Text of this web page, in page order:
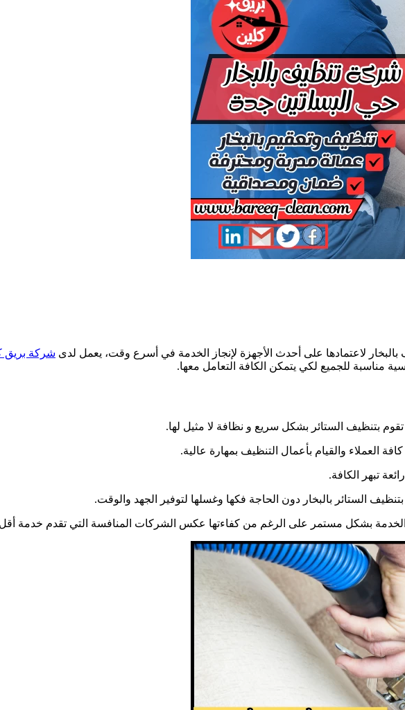
لاعتمادها على أحدث الأجهزة لإنجاز الخدمة في أسرع وقت، يعمل لدى شركة بريق
مناسبة للجميع لكي يتمكن الكافة التعامل معها.
بتنظيف الستائر بشكل سريع و نظافة لا مثيل لها.
العملاء والقيام بأعمال التنظيف بمهارة عالية.
تبهر الكافة.
بتنظيف الستائر بالبخار دون الحاجة فكها وغسلها لتوفير الجهد والوقت.
الخدمة بشكل مستمر على الرغم من كفاءتها عكس الشركات المنافسة التي تقدم خدمة